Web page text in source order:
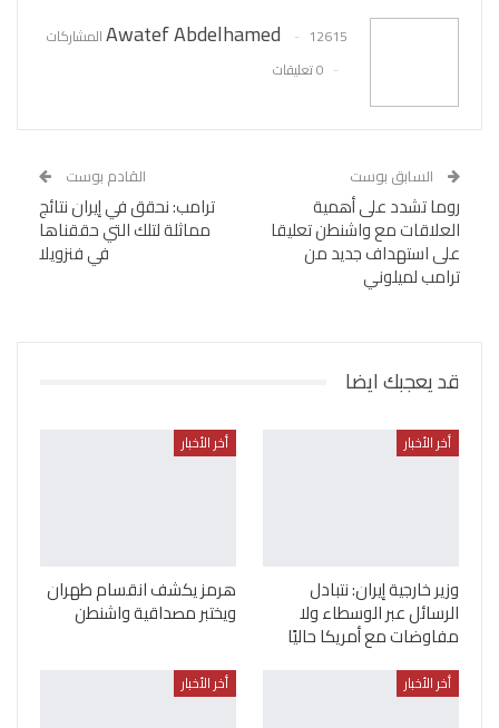
Awatef Abdelhamed
12615 المشاركات
0 تعليقات
السابق بوست
روما تشدد على أهمية
العلاقات مع واشنطن تعليقا
على استهداف جديد من
ترامب لميلوني
القادم بوست
ترامب: نحقق في إيران نتائج
مماثلة لتلك التي حققناها
في فنزويلا
قد يعجبك ايضا
أخر الأخبار
وزير خارجية إيران: نتبادل
الرسائل عبر الوسطاء ولا
مفاوضات مع أمريكا حاليًا
أخر الأخبار
هرمز يكشف انقسام طهران
ويختبر مصداقية واشنطن
أخر الأخبار أخر الأخبار